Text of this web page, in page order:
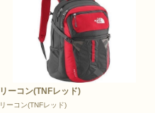
リーコン(TNFレッド)
リーコン(TNFレッド)